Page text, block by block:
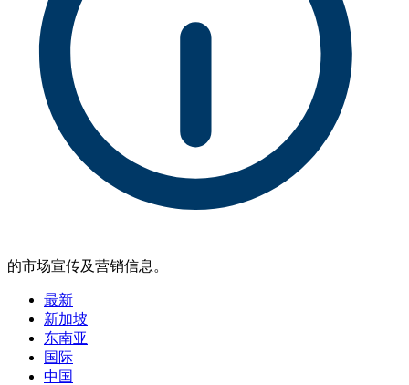
的市场宣传及营销信息。
最新
新加坡
东南亚
国际
中国